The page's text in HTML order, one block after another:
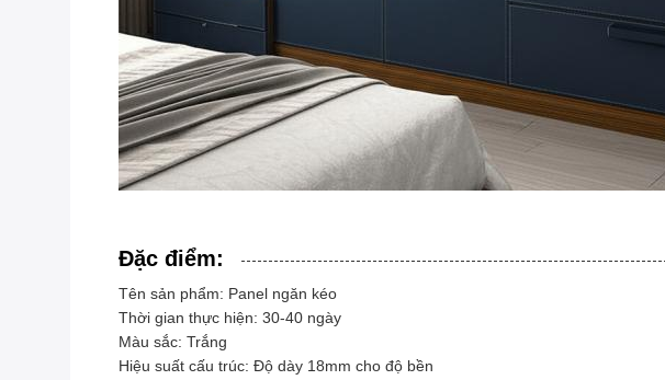
Đặc điểm:
Tên sản phẩm: Panel ngăn kéo
Thời gian thực hiện: 30-40 ngày
Màu sắc: Trắng
Hiệu suất cấu trúc: Độ dày 18mm cho độ bền